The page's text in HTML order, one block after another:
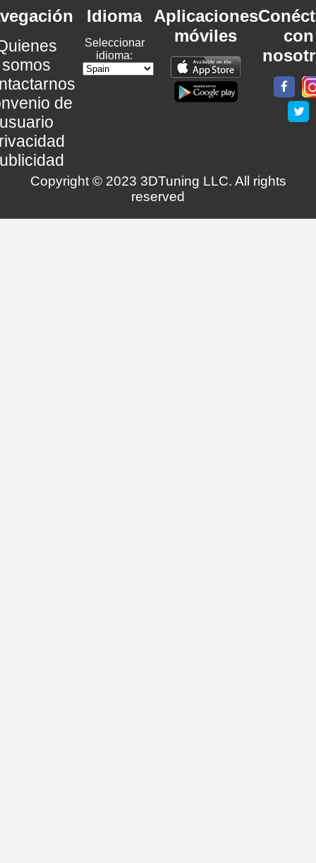
somos
de
Idioma
Seleccionar
idioma:
Aplicaciones
móviles
con
Copyright © 2023 3DTuning LLC. All rights
reserved